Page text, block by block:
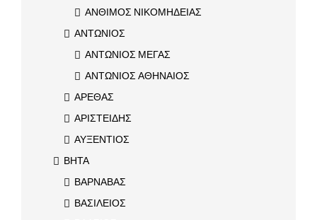
ΑΝΘΙΜΟΣ ΝΙΚΟΜΗΔΕΙΑΣ
ΑΝΤΩΝΙΟΣ
ΑΝΤΩΝΙΟΣ ΜΕΓΑΣ
ΑΝΤΩΝΙΟΣ ΑΘΗΝΑΙΟΣ
ΑΡΕΘΑΣ
ΑΡΙΣΤΕΙΔΗΣ
ΑΥΞΕΝΤΙΟΣ
ΒΗΤΑ
ΒΑΡΝΑΒΑΣ
ΒΑΣΙΛΕΙΟΣ